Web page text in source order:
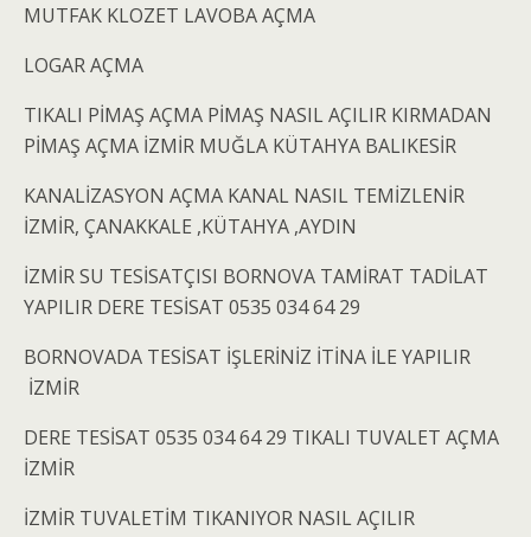
MUTFAK KLOZET LAVOBA AÇMA
LOGAR AÇMA
TIKALI PİMAŞ AÇMA PİMAŞ NASIL AÇILIR KIRMADAN
PİMAŞ AÇMA İZMİR MUĞLA KÜTAHYA BALIKESİR
KANALİZASYON AÇMA KANAL NASIL TEMİZLENİR
İZMİR, ÇANAKKALE ,KÜTAHYA ,AYDIN
İZMİR SU TESİSATÇISI BORNOVA TAMİRAT TADİLAT
YAPILIR DERE TESİSAT 0535 034 64 29
BORNOVADA TESİSAT İŞLERİNİZ İTİNA İLE YAPILIR
İZMİR
DERE TESİSAT 0535 034 64 29 TIKALI TUVALET AÇMA
İZMİR
İZMİR TUVALETİM TIKANIYOR NASIL AÇILIR